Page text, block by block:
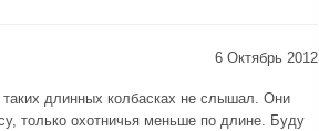
6 Октябрь 2012
таких длинных колбасках не слышал. Они
только охотничья меньше по длине. Буду